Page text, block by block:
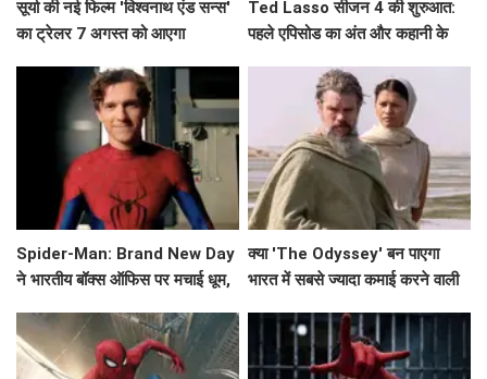
सूर्या की नई फिल्म 'विश्वनाथ एंड सन्स'
का ट्रेलर 7 अगस्त को आएगा
Ted Lasso सीजन 4 की शुरुआत:
पहले एपिसोड का अंत और कहानी के
Spider-Man: Brand New Day
ने भारतीय बॉक्स ऑफिस पर मचाई धूम,
क्या 'The Odyssey' बन पाएगा
भारत में सबसे ज्यादा कमाई करने वाली